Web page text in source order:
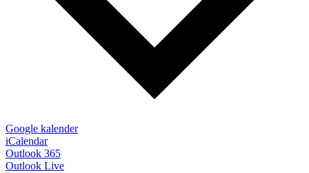
Google kalender
iCalendar
Outlook 365
Outlook Live